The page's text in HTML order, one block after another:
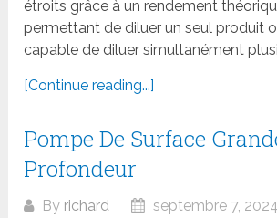
étroits grâce à un rendement
permettant de diluer un seul produit
capable de diluer simultanément
[Continue reading...]
Pompe De Surface
Profondeur
By richard
septembre 7, 2024